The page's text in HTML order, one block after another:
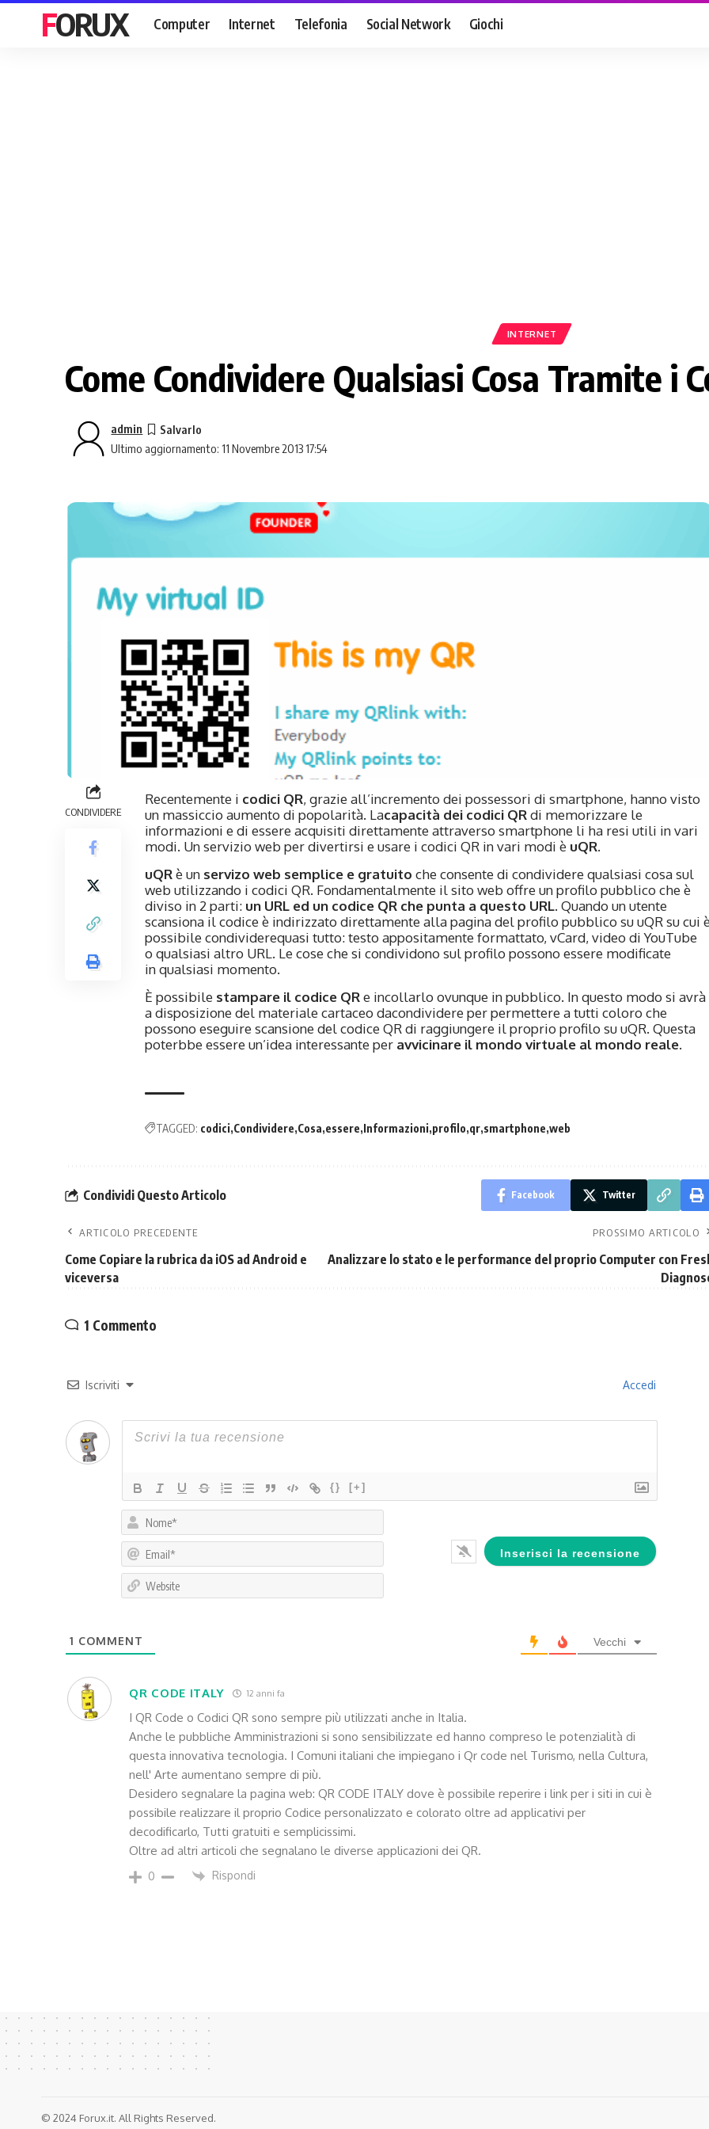
FORUX Computer Internet Telefonia Social Network Giochi
INTERNET
Come Condividere Qualsiasi Cosa Tramite i
Ultimo aggiornamento: 11 Novembre 2013 17:54
admin
CONDIVIDERE
Recentemente i codici QR, grazie all’incremento dei possessori di smartphone, hanno visto
un massiccio aumento di popolarità. Lacapacità dei codici QRdi memorizzare le
informazioni e di essere acquisiti direttamente attraverso smartphone li ha resi utili in vari
modi. Un servizio web per divertirsi e usare i codici QR in vari modi è uQR.
uQRè un servizo web semplice e gratuito che consente di condividere qualsiasi cosa sul
web utilizzando i codici QR. Fondamentalmente il sito web offre un profilo pubblico che è
diviso in 2 parti: un URL ed un codice QR che punta a questo URL. Quando un utente
scansiona il codice è indirizzato direttamente alla pagina del profilo pubblico su uQR su cui
possibile condividerequasi tutto: testo appositamente formattato, vCard, video di YouTube
o qualsiasi altro URL. Le cose che si condividono sul profilo possono essere modificate
in qualsiasi momento.
È possibile stampare il codice QRe incollarlo ovunque in pubblico. In questo modo si avrà
a disposizione del materiale cartaceo dacondividere per permettere a tutti coloro che
possono eseguire scansione del codice QR di raggiungere il proprio profilo su uQR. Questa
poterbbe essere un’idea interessante per avvicinare il mondo virtuale al mondo reale.
TAGGED: codici Condividere Cosa essere Informazioni profilo qr smartphone web
Condividi Questo Articolo Facebook Twitter
ARTICOLO PRECEDENTE
Come Copiare la rubrica da iOS ad Android e
viceversa
PROSSIMO ARTICOLO
Analizzare lo stato e le performance del proprio Computer con
1 Commento
Iscriviti Accedi
{} [+]
1 COMMENT Vecchi
QR CODE ITALY 12 anni fa
I QR Code o Codici QR sono sempre più utilizzati anche in Italia.
Anche le pubbliche Amministrazioni si sono sensibilizzate ed hanno compreso le potenzialità di
questa innovativa tecnologia. I Comuni italiani che impiegano i Qr code nel Turismo, nella Cultura,
nell' Arte aumentano sempre di più.
Desidero segnalare la pagina web: QR CODE ITALY dove è possibile reperire i link per i siti in cui è
possibile realizzare il proprio Codice personalizzato e colorato oltre ad applicativi per
decodificarlo, Tutti gratuiti e semplicissimi.
Oltre ad altri articoli che segnalano le diverse applicazioni dei QR.
0 Rispondi
© 2024 Forux.it. All Rights Reserved.